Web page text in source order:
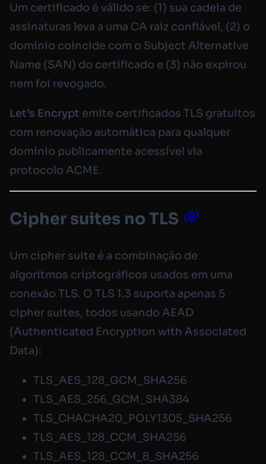
Um certificado é válido se: (1) sua cadeia de
assinaturas leva a uma CA raiz confiável, (2) o
domínio coincide com o Subject Alternative
Name (SAN) do certificado e (3) não expirou
nem foi revogado.
Let’s Encrypt emite certificados TLS gratuitos
com renovação automática para qualquer
domínio publicamente acessível via
protocolo ACME.
Cipher suites no TLS
Um cipher suite é a combinação de
algoritmos criptográficos usados em uma
conexão TLS. O TLS 1.3 suporta apenas 5
cipher suites, todos usando AEAD
(Authenticated Encryption with Associated
Data):
TLS_AES_128_GCM_SHA256
TLS_AES_256_GCM_SHA384
TLS_CHACHA20_POLY1305_SHA256
TLS_AES_128_CCM_SHA256
TLS_AES_128_CCM_8_SHA256